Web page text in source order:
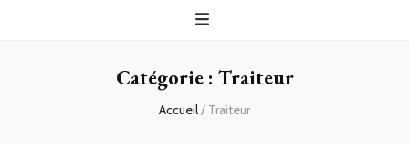
Catégorie : Traiteur
Accueil/ Traiteur